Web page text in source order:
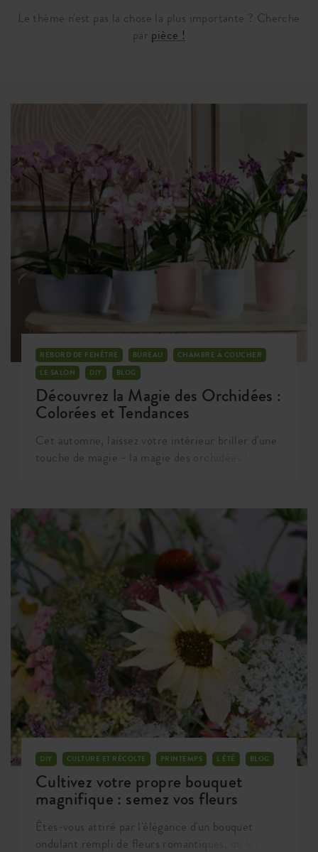
Le thème n'est pas la chose la plus importante ? Cherche
par pièce !
REBORD DE FENÊTRE BUREAU
CHAMBRE À COUCHER
LE SALON
DIY BLOG
Découvrez la Magie des Orchidées :
Colorées et Tendances
Cet automne, laissez votre intérieur briller d'une
touche de magie - la magie des orchidées !
de couleurs variées et l'utilisation de matériaux
naturels. Pensez au-delà des murs colorés, des
meubles et des accessoires. Les fleurs et les
plantes ajoutent également une explosion de
couleurs à votre maison. Il est temps de
transformer votre jungle urbaine verte en un
paradis floral exotique en ajoutant des orchidées
à votre collection de plantes. L'orchidée est en
réalité la star de cette saison. Et devinez quoi ?
Nous avons les astuces ultimes pour les orchidées
prêtes pour vous !
DIY CULTURE ET RÉCOLTE PRINTEMPS L'ÉTÉ BLOG
Cultivez votre propre bouquet
magnifique : semez vos fleurs
Êtes-vous attiré par l'élégance d'un bouquet
ondulant rempli de fleurs romantiques, ou les